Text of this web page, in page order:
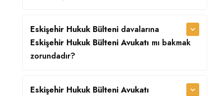
Eskişehir Hukuk Bülteni davalarına
Eskişehir Hukuk Bülteni Avukatı mı bakmak
zorundadır?
Eskişehir Hukuk Bülteni Avukatı